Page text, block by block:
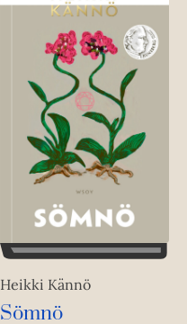
Heikki Kännö
Sömnö